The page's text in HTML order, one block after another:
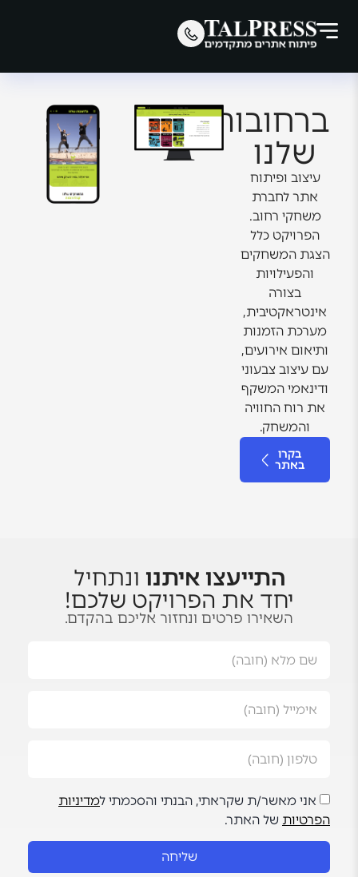
ברחובות
שלנו
עיצוב ופיתוח
אתר לחברת
משחקי רחוב.
הפרויקט כלל
הצגת המשחקים
והפעילויות
בצורה
אינטראקטיבית,
מערכת הזמנות
ותיאום אירועים,
עם עיצוב צבעוני
ודינאמי המשקף
את רוח החוויה
והמשחק.
בקרו
באתר
התייעצו איתנו ונתחיל
יחד את הפרויקט שלכם!
השאירו פרטים ונחזור אליכם בהקדם.
אני מאשר/ת שקראתי, הבנתי והסכמתי למדיניות
הפרטיות של האתר.
שליחה